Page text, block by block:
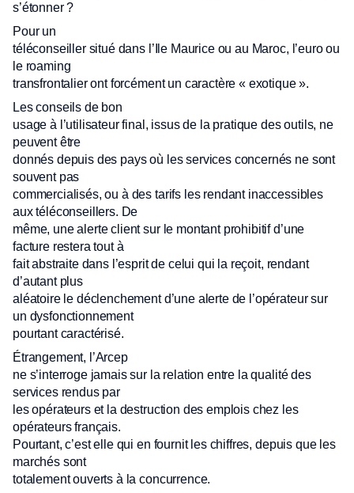
s’étonner ?
Pour un
téléconseiller situé dans l’Ile Maurice ou au Maroc, l’euro ou
le roaming
transfrontalier ont forcément un caractère « exotique ».
Les conseils de bon
usage à l’utilisateur final, issus de la pratique des outils, ne
peuvent être
donnés depuis des pays où les services concernés ne sont
souvent pas
commercialisés, ou à des tarifs les rendant inaccessibles
aux téléconseillers. De
même, une alerte client sur le montant prohibitif d’une
facture restera tout à
fait abstraite dans l’esprit de celui qui la reçoit, rendant
d’autant plus
aléatoire le déclenchement d’une alerte de l’opérateur sur
un dysfonctionnement
pourtant caractérisé.
Étrangement, l’Arcep
ne s’interroge jamais sur la relation entre la qualité des
services rendus par
les opérateurs et la destruction des emplois chez les
opérateurs français.
Pourtant, c’est elle qui en fournit les chiffres, depuis que les
marchés sont
totalement ouverts à la concurrence.